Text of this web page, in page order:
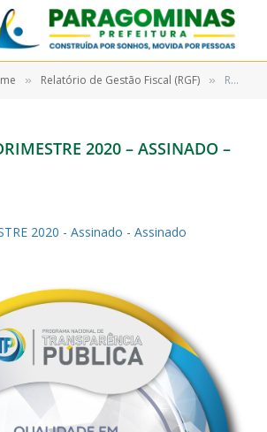
» Relatório de Gestão Fiscal (RGF) » RGF 1º QUADRIMESTRE 2020 – Assinado – Assinado
2020 – ASSINADO –
2020 - Assinado - Assinado